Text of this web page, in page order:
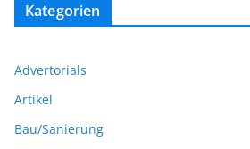
Kategorien
Advertorials
Artikel
Bau/Sanierung